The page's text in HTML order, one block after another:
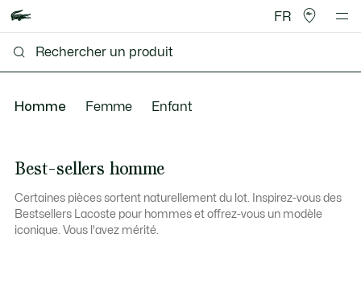
FR
Homme Femme Enfant
Best-sellers homme
Certaines pièces sortent naturellement du lot. Inspirez-vous des
Bestsellers Lacoste pour hommes et offrez-vous un modèle
iconique. Vous l'avez mérité.